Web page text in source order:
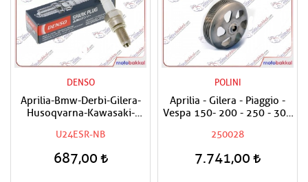
DENSO
Aprilia-Bmw-Derbi-Gilera-
Husoqvarna-Kawasaki-
Vespa Uyumlu Denso Buji
U24ESR-NB
687,00
POLINI
Aprilia - Gilera - Piaggio -
Vespa 150- 200 - 250 - 300
Performans Varyatör Çanak
250028
7.741,00